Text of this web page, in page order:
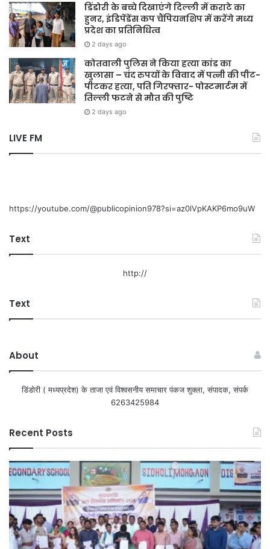
डिंडोरी के बच्चे दिखाएंगे दिल्ली में कराटे का
हुनर, इंडिपेंडेंस कप चैंपियनशिप में करेंगे मध्य
प्रदेश का प्रतिनिधित्व
2 days ago
कोतवाली पुलिस ने किया हत्या कांड का
खुलासा – चंद रुपयों के विवाद में पत्नी की पीट-
पीटकर हत्या, पति गिरफ्तार- पोस्टमार्टम में
तिल्ली फटने से मौत की पुष्टि
2 days ago
LIVE FM
https://youtube.com/@publicopinion978?si=az0lVpKAKP6mo9uW
Text
http://
Text
About
डिंडोरी ( मध्यप्रदेश) के ताजा एवं विश्वसनीय समाचार पंकज शुक्ला, संपादक, संपर्क
6263425984
Recent Posts